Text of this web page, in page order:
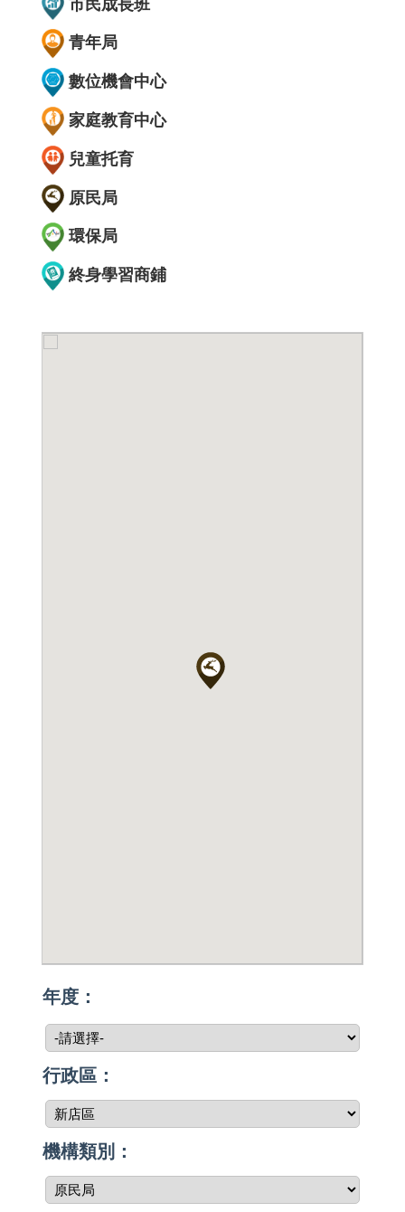
市民成長班
青年局
數位機會中心
家庭教育中心
兒童托育
原民局
環保局
終身學習商鋪
年度：
行政區：
機構類別：